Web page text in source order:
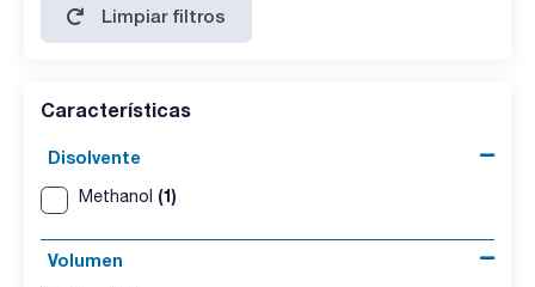
Limpiar filtros
Características
Disolvente
Methanol (1)
Volumen